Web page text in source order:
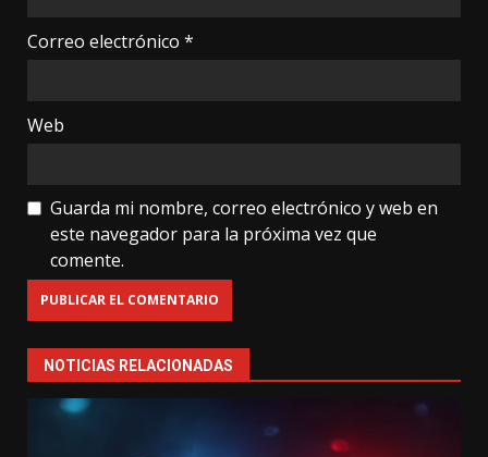
Correo electrónico *
Web
Guarda mi nombre, correo electrónico y web en
este navegador para la próxima vez que
comente.
NOTICIAS RELACIONADAS